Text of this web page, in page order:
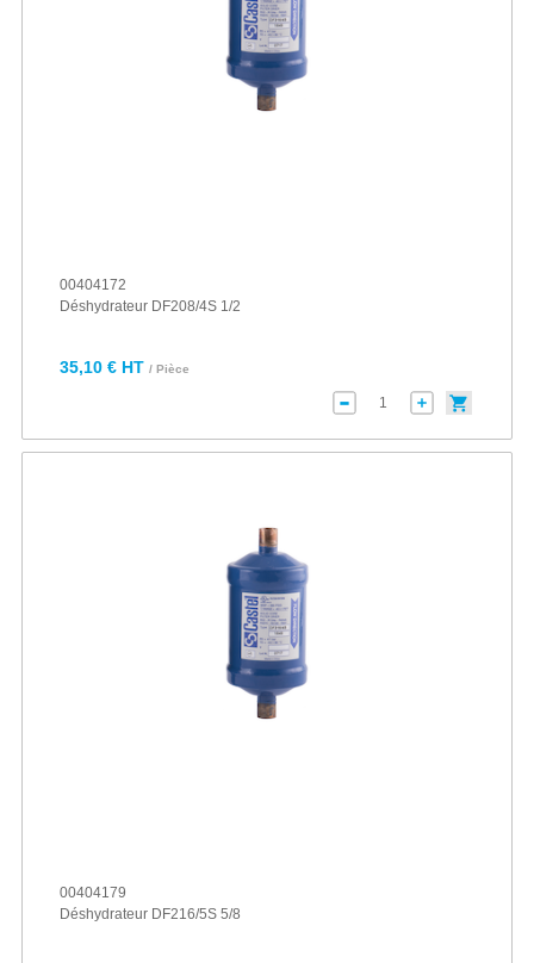
00404172
Déshydrateur DF208/4S 1/2
35,10 € HT / Pièce
00404179
Déshydrateur DF216/5S 5/8